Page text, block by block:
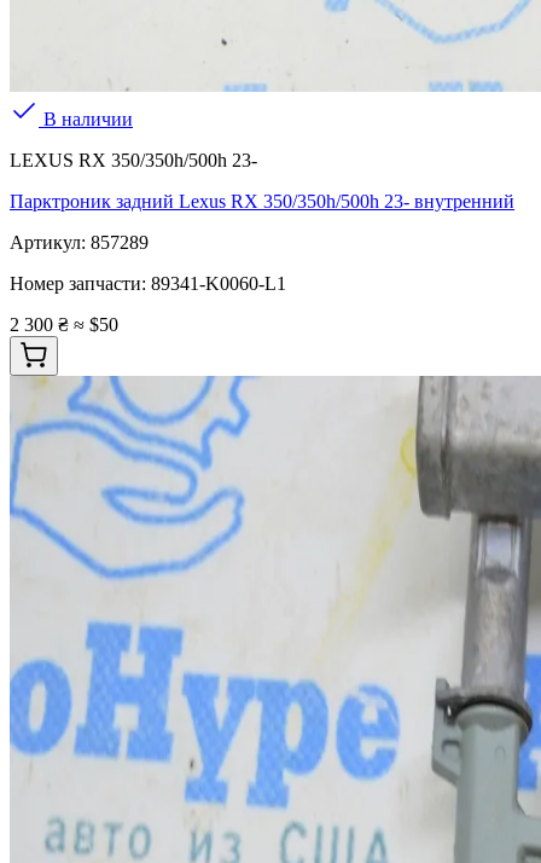
В наличии
LEXUS RX 350/350h/500h 23-
Парктроник задний Lexus RX 350/350h/500h 23- внутренний
Артикул: 857289
Номер запчасти: 89341-K0060-L1
2 300 ₴ ≈ $50